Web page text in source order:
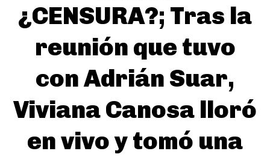
¿CENSURA?; Tras la
reunión que tuvo
con Adrián Suar,
Viviana Canosa lloró
en vivo y tomó una